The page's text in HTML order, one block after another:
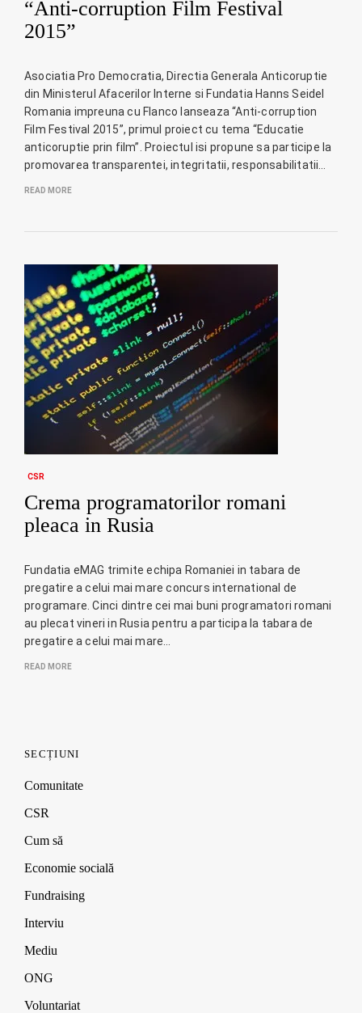
“Anti-corruption Film Festival
2015”
Asociatia Pro Democratia, Directia Generala Anticoruptie
din Ministerul Afacerilor Interne si Fundatia Hanns Seidel
Romania impreuna cu Flanco lanseaza “Anti-corruption
Film Festival 2015”, primul proiect cu tema “Educatie
anticoruptie prin film”. Proiectul isi propune sa participe la
promovarea transparentei, integritatii, responsabilitatii…
READ MORE
CSR
Crema programatorilor romani
pleaca in Rusia
Fundatia eMAG trimite echipa Romaniei in tabara de
pregatire a celui mai mare concurs international de
programare. Cinci dintre cei mai buni programatori romani
au plecat vineri in Rusia pentru a participa la tabara de
pregatire a celui mai mare…
READ MORE
SECȚIUNI
Comunitate
CSR
Cum să
Economie socială
Fundraising
Interviu
Mediu
ONG
Voluntariat